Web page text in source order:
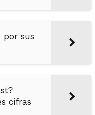
por sus
cifras